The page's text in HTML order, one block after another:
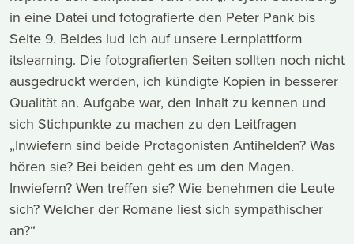
in eine Datei und fotografierte den Peter Pank bis
Seite 9. Beides lud ich auf unsere Lernplattform
itslearning. Die fotografierten Seiten sollten noch nicht
ausgedruckt werden, ich kündigte Kopien in besserer
Qualität an. Aufgabe war, den Inhalt zu kennen und
sich Stichpunkte zu machen zu den Leitfragen
„Inwiefern sind beide Protagonisten Antihelden? Was
hören sie? Bei beiden geht es um den Magen.
Inwiefern? Wen treffen sie? Wie benehmen die Leute
sich? Welcher der Romane liest sich sympathischer
an?“